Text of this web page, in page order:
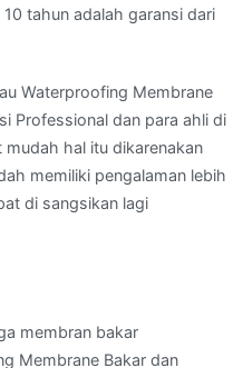
tahun adalah garansi dari
Waterproofing Membrane
Professional dan para ahli di
hal itu dikarenakan
memiliki pengalaman lebih
di sangsikan lagi
membran bakar
Membrane Bakar dan